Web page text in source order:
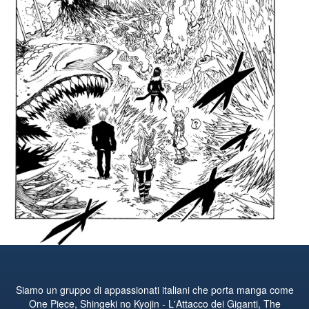
Siamo un gruppo di appassionati italiani che porta manga come
One Piece, Shingeki no Kyojin - L'Attacco dei Giganti, The